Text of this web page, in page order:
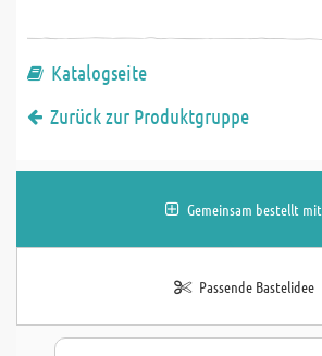
Katalogseite
Zurück zur Produktgruppe
Gemeinsam bestellt mit
Passende Bastelidee